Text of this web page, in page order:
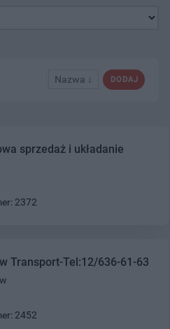
DODAJ
Nazwa ↓
sprzedaż i układanie
2372
Transport-Tel:12/636-61-63
2452